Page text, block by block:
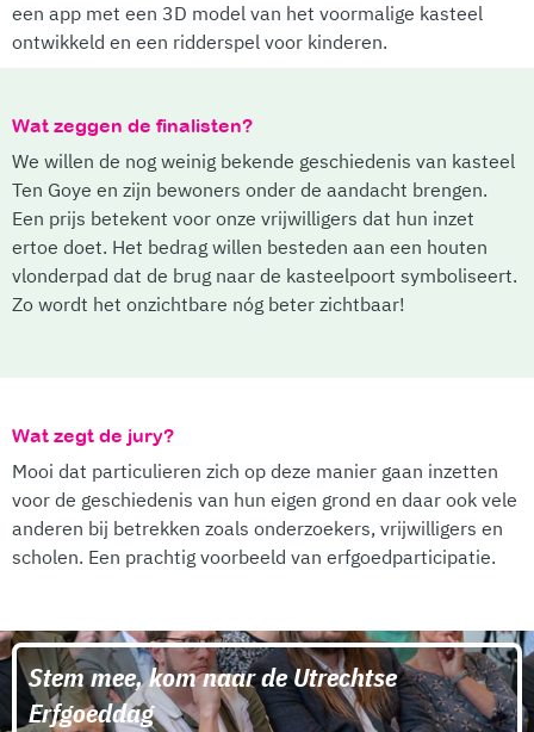
een app met een 3D model van het voormalige kasteel
ontwikkeld en een ridderspel voor kinderen.
Wat zeggen de finalisten?
We willen de nog weinig bekende geschiedenis van kasteel
Ten Goye en zijn bewoners onder de aandacht brengen.
Een prijs betekent voor onze vrijwilligers dat hun inzet
ertoe doet. Het bedrag willen besteden aan een houten
vlonderpad dat de brug naar de kasteelpoort symboliseert.
Zo wordt het onzichtbare nóg beter zichtbaar!
Wat zegt de jury?
Mooi dat particulieren zich op deze manier gaan inzetten
voor de geschiedenis van hun eigen grond en daar ook vele
anderen bij betrekken zoals onderzoekers, vrijwilligers en
scholen. Een prachtig voorbeeld van erfgoedparticipatie.
Stem mee, kom naar de Utrechtse
Erfgoeddag